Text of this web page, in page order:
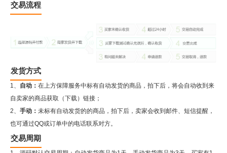
交易流程
发货方式
1、 自动： 在上方保障服务中标有自动发货的商品，拍下后，将会自动收到来
自卖家的商品获取（下载）链接；
2、 手动： 未标有自动发货的的商品，拍下后，卖家会收到邮件、短信提醒，
也可通过QQ或订单中的电话联系对方。
交易周期